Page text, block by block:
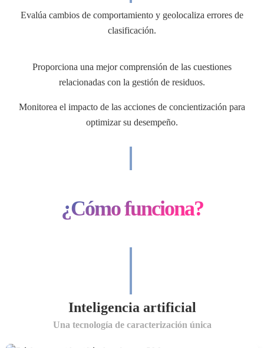
Evalúa cambios de comportamiento y geolocaliza errores de
clasificación.
Proporciona una mejor comprensión de las cuestiones
relacionadas con la gestión de residuos.
Monitorea el impacto de las acciones de concientización para
optimizar su desempeño.
¿Cómo funciona?
Inteligencia artificial
Una tecnología de caracterización única